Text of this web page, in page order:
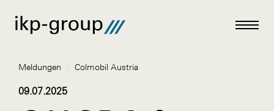
Meldungen / Colmobil Austria
09.07.2025